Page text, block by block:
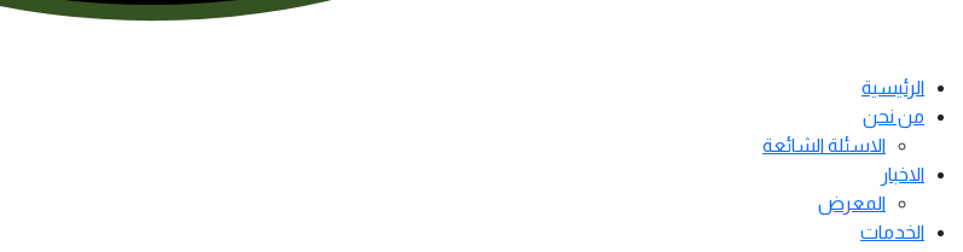
الرئيسية
من نحن
الاسئلة الشائعة
الاخبار
المعرض
الخدمات